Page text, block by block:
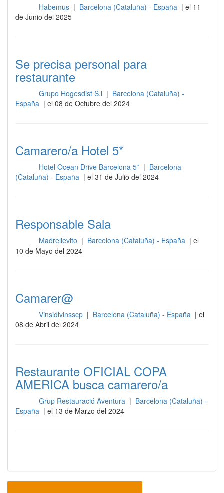
Habemus | Barcelona (Cataluña) - España | el 11
de Junio del 2025
Se precisa personal para
restaurante
Grupo Hogesdist S.l | Barcelona (Cataluña) -
España | el 08 de Octubre del 2024
Camarero/a Hotel 5*
Hotel Ocean Drive Barcelona 5* | Barcelona
(Cataluña) - España | el 31 de Julio del 2024
Responsable Sala
Madrelievito | Barcelona (Cataluña) - España | el
10 de Mayo del 2024
Camarer@
Vinsidivinsscp | Barcelona (Cataluña) - España | el
08 de Abril del 2024
Restaurante OFICIAL COPA
AMERICA busca camarero/a
Grup Restauració Aventura | Barcelona (Cataluña) -
España | el 13 de Marzo del 2024